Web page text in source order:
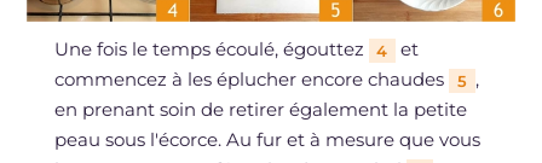
Une fois le temps écoulé, égouttez 4
et
commencez à les éplucher encore chaudes
5 ,
en prenant soin de retirer également la petite
peau sous l'écorce. Au fur et à mesure que vous